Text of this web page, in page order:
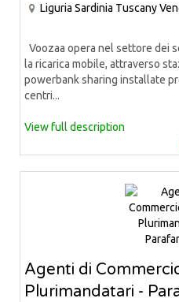
Liguria Sardinia Tuscany
Voozaa opera nel settore dei
la ricarica mobile, attraverso
powerbank sharing installate
centri...
View full description
Agenti di
Plurimandatari -